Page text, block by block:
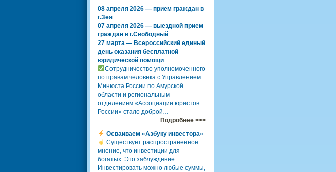
08 апреля 2026 — прием граждан в
г.Зея
07 апреля 2026 — выездной прием
граждан в г.Свободный
27 марта — Всероссийский единый
день оказания бесплатной
юридической помощи
Сотрудничество уполномоченного
по правам человека с Управлением
Минюста России по Амурской
области и региональным
отделением «Ассоциации юристов
России» стало доброй…
Подробнее >>>
Осваиваем «Азбуку инвестора»
Существует распространенное
мнение, что инвестиции для
богатых. Это заблуждение.
Инвестировать можно любые суммы,